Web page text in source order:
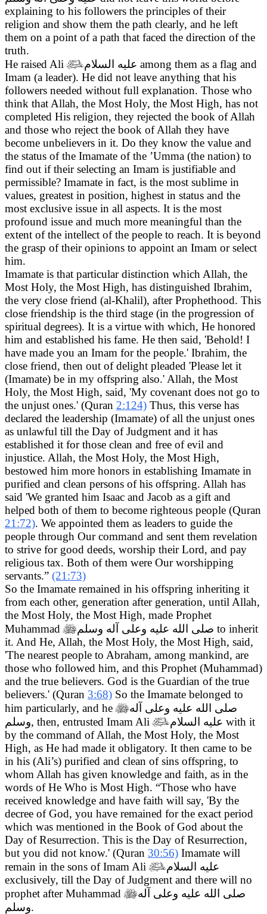
explaining to his followers the principles of their
religion and show them the path clearly, and he left
them on a point of a path that faced the direction of the
truth.
He raised Aliعليه السلام among them as a flag and
Imam (a leader). He did not leave anything that his
followers needed without full explanation. Those who
think that Allah, the Most Holy, the Most High, has not
completed His religion, they rejected the book of Allah
and those who reject the book of Allah they have
become unbelievers in it. Do they know the value and
the status of the Imamate of the ’Umma (the nation) to
find out if their selecting an Imam is justifiable and
permissible? Imamate in fact, is the most sublime in
values, greatest in position, highest in status and the
most exclusive issue in all aspects. It is the most
profound issue and much more meaningful than the
extent of the intellect of the people to reach. It is beyond
the grasp of their opinions to appoint an Imam or select
him.
Imamate is that particular distinction which Allah, the
Most Holy, the Most High, has distinguished Ibrahim,
the very close friend (al-Khalil), after Prophethood. This
close friendship is the third stage (in the progression of
spiritual degrees). It is a virtue with which, He honored
him and established his fame. He then said, 'Behold! I
have made you an Imam for the people.' Ibrahim, the
close friend, then out of delight pleaded 'Please let it
(Imamate) be in my offspring also.' Allah, the Most
Holy, the Most High, said, 'My covenant does not go to
the unjust ones.' (Quran 2:124) Thus, this verse has
declared the leadership (Imamate) of all the unjust ones
as unlawful till the Day of Judgment and it has
established it for those clean and free of evil and
injustice. Allah, the Most Holy, the Most High,
bestowed him more honors in establishing Imamate in
purified and clean persons of his offspring. Allah has
said 'We granted him Isaac and Jacob as a gift and
helped both of them to become righteous people (Quran
21:72). We appointed them as leaders to guide the
people through Our command and sent them revelation
to strive for good deeds, worship their Lord, and pay
religious tax. Both of them were Our worshipping
servants.” (21:73)
So the Imamate remained in his offspring inheriting it
from each other, generation after generation, until Allah,
the Most Holy, the Most High, made Prophet
Muhammadصلى الله عليه وعلى آله وسلم to inherit
it. And He, Allah, the Most Holy, the Most High, said,
'The nearest people to Abraham, among mankind, are
those who followed him, and this Prophet (Muhammad)
and the true believers. God is the Guardian of the true
believers.' (Quran 3:68) So the Imamate belonged to
him particularly, and heصلى الله عليه وعلى آله
وسلم, then, entrusted Imam Aliعليه السلام with it
by the command of Allah, the Most Holy, the Most
High, as He had made it obligatory. It then came to be
in his (Ali’s) purified and clean of sins offspring, to
whom Allah has given knowledge and faith, as in the
words of He Who is Most High. “Those who have
received knowledge and have faith will say, 'By the
decree of God, you have remained for the exact period
which was mentioned in the Book of God about the
Day of Resurrection. This is the Day of Resurrection,
but you did not know.' (Quran 30:56) Imamate will
remain in the sons of Imam Aliعليه السلام
exclusively, till the Day of Judgment and there will no
prophet after Muhammadصلى الله عليه وعلى آله
وسلم.